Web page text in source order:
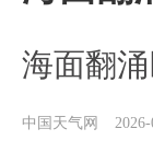
海面翻
中国天气网